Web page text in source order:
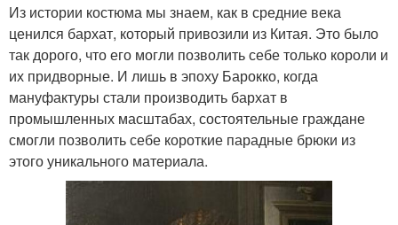
Из истории костюма мы знаем, как в средние века
ценился бархат, который привозили из Китая. Это было
так дорого, что его могли позволить себе только короли и
их придворные. И лишь в эпоху Барокко, когда
мануфактуры стали производить бархат в
промышленных масштабах, состоятельные граждане
смогли позволить себе короткие парадные брюки из
этого уникального материала.